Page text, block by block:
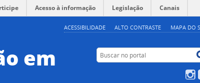
ACESSIBILIDADE ALTO CONTRASTE MAPA DO
Acesso à informação Legislação Canais
em Buscar no portal